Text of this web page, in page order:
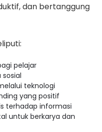
dan bertanggung
pelajar
teknologi
yang positif
terhadap informasi
untuk berkarya dan